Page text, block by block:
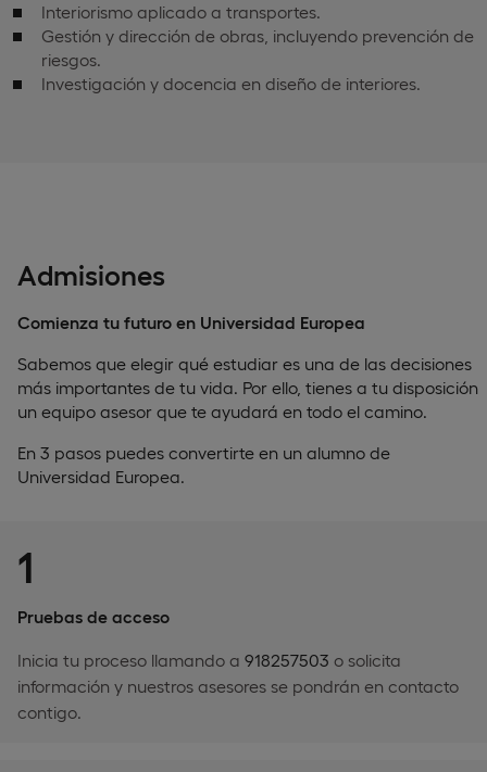
Interiorismo aplicado a transportes.
Gestión y dirección de obras, incluyendo prevención de
riesgos.
Investigación y docencia en diseño de interiores.
Admisiones
Comienza tu futuro en Universidad Europea
Sabemos que elegir qué estudiar es una de las decisiones
más importantes de tu vida. Por ello, tienes a tu disposición
un equipo asesor que te ayudará en todo el camino.
En 3 pasos puedes convertirte en un alumno de
Universidad Europea.
1
Pruebas de acceso
Inicia tu proceso llamando a 918257503 o solicita
información y nuestros asesores se pondrán en contacto
contigo.